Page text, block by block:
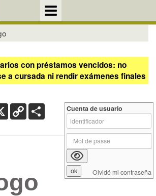
con préstamos vencidos: no
a cursada ni rendir exámenes finales
X Copy
Link
Cuenta de usuario
Olvidé mi contraseña